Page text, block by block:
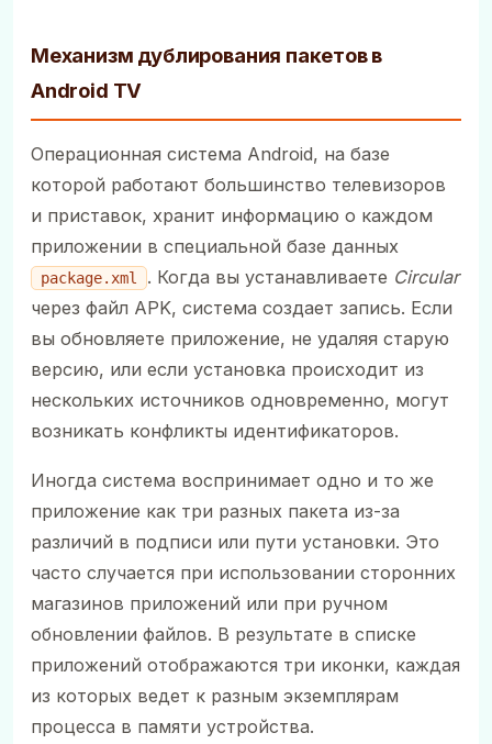
Механизм дублирования пакетов в
Android TV
Операционная система Android, на базе
которой работают большинство телевизоров
и приставок, хранит информацию о каждом
приложении в специальной базе данных
package.xml . Когда вы устанавливаете Circular
через файл APK, система создает запись. Если
вы обновляете приложение, не удаляя старую
версию, или если установка происходит из
нескольких источников одновременно, могут
возникать конфликты идентификаторов.
Иногда система воспринимает одно и то же
приложение как три разных пакета из-за
различий в подписи или пути установки. Это
часто случается при использовании сторонних
магазинов приложений или при ручном
обновлении файлов. В результате в списке
приложений отображаются три иконки, каждая
из которых ведет к разным экземплярам
процесса в памяти устройства.